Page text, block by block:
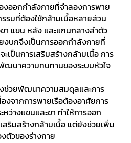
งออกกำลังกายที่จำลองการพาย
รมที่ต้องใช้กล้ามเนื้อหลายส่วน
า แขน หลัง และแกนกลางลำตัว
งบกจึงเป็นการออกกำลังกายที่
เป็นการเสริมสร้างกล้ามเนื้อ การ
นาความทนทานของระบบหัวใจ
งช่วยพัฒนาความสมดุลและการ
งจากการพายเรือต้องอาศัยการ
ว่างแขนและขา ทำให้การออก
ริมสร้างกล้ามเนื้อ แต่ยังช่วยเพิ่ม
ตัวของร่างกาย